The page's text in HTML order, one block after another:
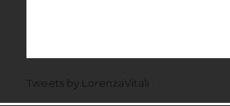
Tweets by LorenzaVitali